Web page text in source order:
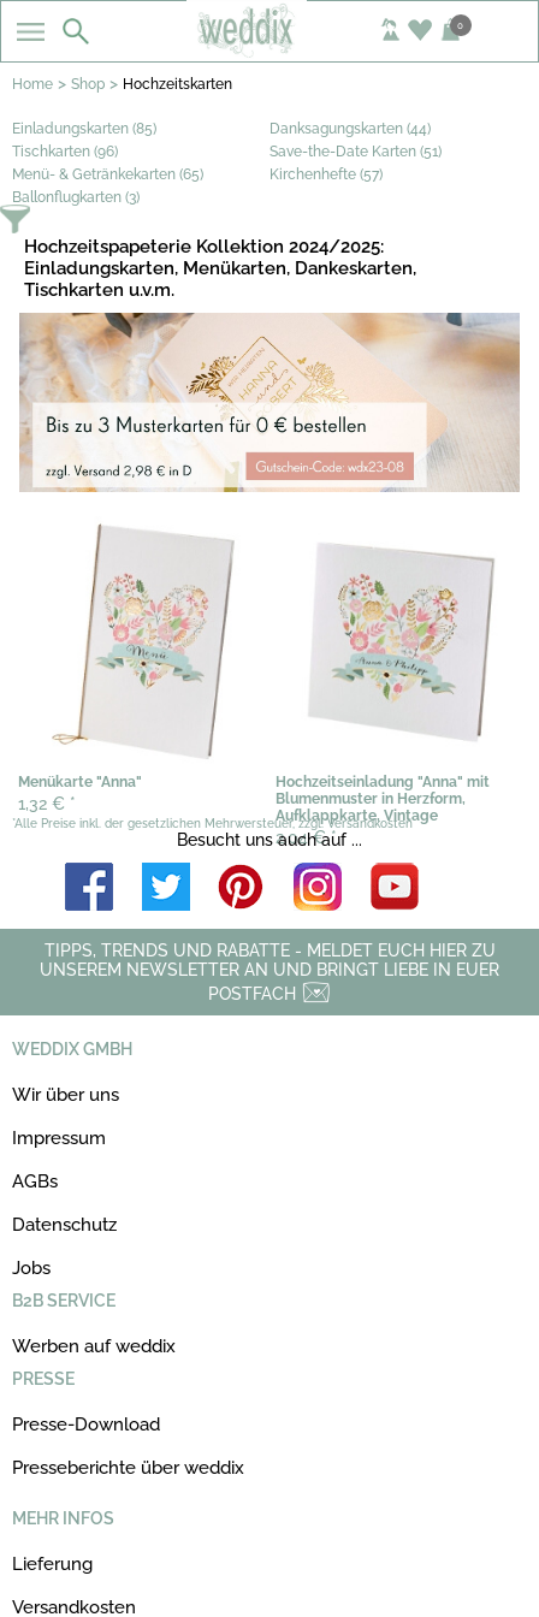
0
Home > Shop > Hochzeitskarten
Einladungskarten (85)
Danksagungskarten (44)
Tischkarten (96)
Save-the-Date Karten (51)
Menü- & Getränkekarten (65)
Kirchenhefte (57)
Ballonflugkarten (3)
Hochzeitspapeterie Kollektion 2024/2025:
Einladungskarten, Menükarten, Dankeskarten,
Tischkarten u.v.m.
Menükarte "Anna"
1,32 € *
Hochzeitseinladung "Anna" mit
Blumenmuster in Herzform,
Aufklappkarte, Vintage
2,04 €*
*Alle Preise inkl. der gesetzlichen Mehrwersteuer, zzgl. Versandkosten
Besucht uns auch auf ...
TIPPS, TRENDS UND RABATTE - MELDET EUCH HIER ZU
UNSEREM NEWSLETTER AN UND BRINGT LIEBE IN EUER
POSTFACH
WEDDIX GMBH
Wir über uns
Impressum
AGBs
Datenschutz
Jobs
B2B SERVICE
Werben auf weddix
PRESSE
Presse-Download
Presseberichte über weddix
MEHR INFOS
Lieferung
Versandkosten